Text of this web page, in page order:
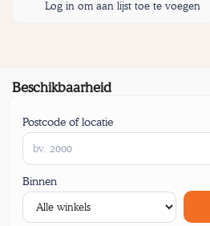
Log in om aan lijst toe te voegen
Beschikbaarheid
Postcode of locatie
Binnen